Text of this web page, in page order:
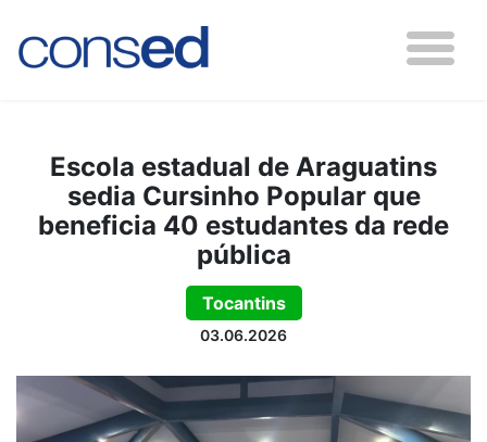
Escola estadual de Araguatins
sedia Cursinho Popular que
beneficia 40 estudantes da rede
pública
Tocantins
03.06.2026